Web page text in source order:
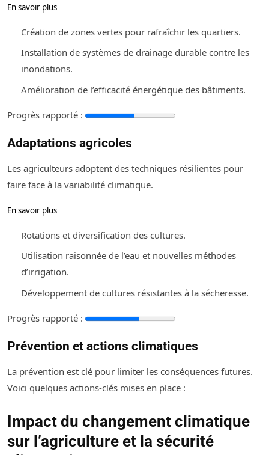
En savoir plus
Création de zones vertes pour rafraîchir les quartiers.
Installation de systèmes de drainage durable contre les
inondations.
Amélioration de l’efficacité énergétique des bâtiments.
Progrès rapporté :
Adaptations agricoles
Les agriculteurs adoptent des techniques résilientes pour
faire face à la variabilité climatique.
En savoir plus
Rotations et diversification des cultures.
Utilisation raisonnée de l’eau et nouvelles méthodes
d’irrigation.
Développement de cultures résistantes à la sécheresse.
Progrès rapporté :
Prévention et actions climatiques
La prévention est clé pour limiter les conséquences futures.
Voici quelques actions-clés mises en place :
Mise en place de systèmes d’alerte précoces pour les
catastrophes naturelles.
Éducation environnementale renforcée dans les écoles et
Impact du changement climatique
sur l’agriculture et la sécurité